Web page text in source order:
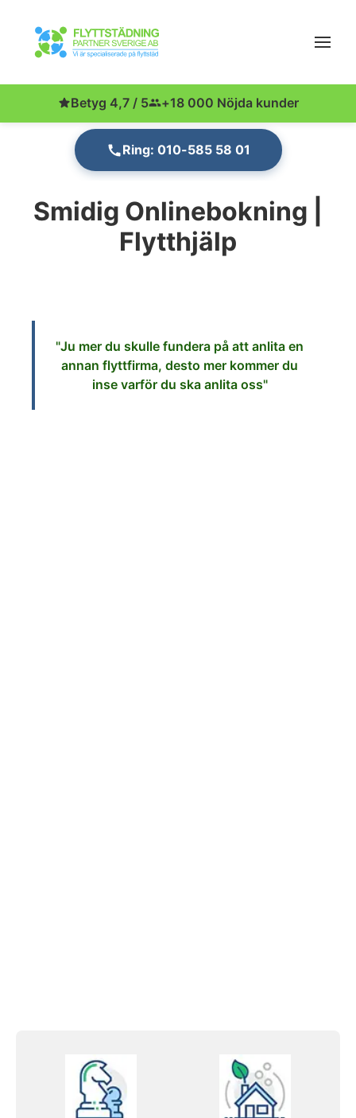
Betyg 4,7 / 5 +18 000 Nöjda kunder
Ring: 010-585 58 01
Smidig Onlinebokning |
Flytthjälp
"Ju mer du skulle fundera på att anlita en
annan flyttfirma, desto mer kommer du
inse varför du ska anlita oss"